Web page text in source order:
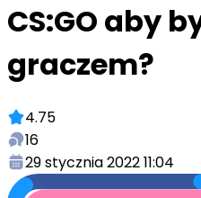
CS:GO aby
graczem?
4.75
16
29 stycznia 2022 11:04